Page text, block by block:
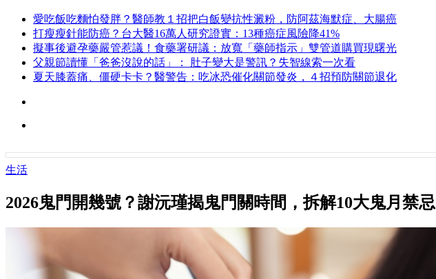
愛吃飯吃麵怕發胖？醫師教１招把白飯變抗性澱粉，防阿茲海默症、大腸癌
打瘦瘦針能防癌？台大醫16萬人研究證實：13種癌症風險降41%
擬事後避孕藥嚴管惹議！食藥署研議：放寬「藥師指示」雙管道購買現曙光
父親節讀懂「爸爸沒說的話」： 肚子變大是警訊？失智線索一次看
夏天膝蓋痛、僵硬卡卡？醫警告：吃冰恐催化關節發炎，４招預防關節退化
生活
2026鬼門開幾號？謝沅瑾揭鬼門關時間，拆解10大鬼月禁忌